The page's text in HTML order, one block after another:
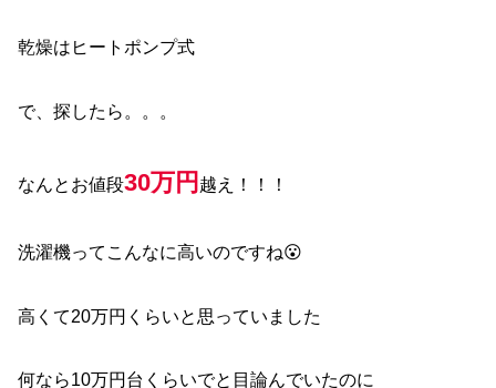
乾燥はヒートポンプ式
で、探したら。。。
なんとお値段30万円 越え！！！
洗濯機ってこんなに高いのですね😮
高くて20万円くらいと思っていました
何なら10万円台くらいでと目論んでいたのに